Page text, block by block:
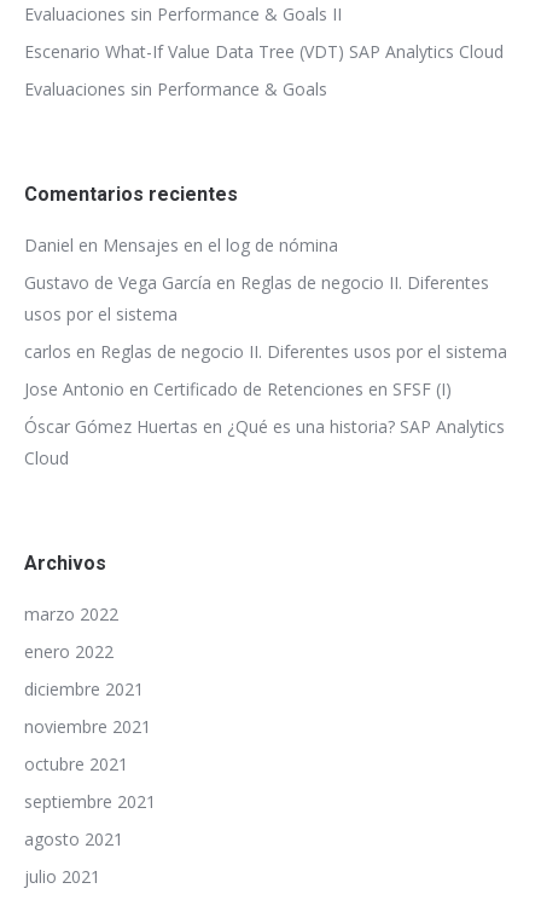
Evaluaciones sin Performance & Goals II
Escenario What-If Value Data Tree (VDT) SAP Analytics Cloud
Evaluaciones sin Performance & Goals
Comentarios recientes
Daniel en Mensajes en el log de nómina
Gustavo de Vega García en Reglas de negocio II. Diferentes
usos por el sistema
carlos en Reglas de negocio II. Diferentes usos por el sistema
Jose Antonio en Certificado de Retenciones en SFSF (I)
Óscar Gómez Huertas en ¿Qué es una historia? SAP Analytics
Cloud
Archivos
marzo 2022
enero 2022
diciembre 2021
noviembre 2021
octubre 2021
septiembre 2021
agosto 2021
julio 2021